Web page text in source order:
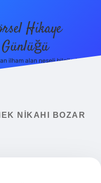
Hikaye
Günlüğü
ilham alan neşeli bilgiler!
NIKAHI BOZAR